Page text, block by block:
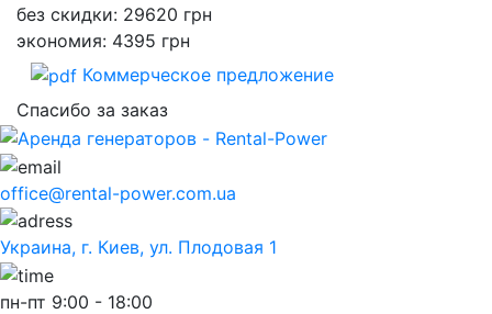
без скидки: 29620 грн
экономия: 4395 грн
Коммерческое предложение
Спасибо за заказ
office@rental-power.com.ua
Украина, г. Киев, ул. Плодовая 1
пн-пт 9:00 - 18:00